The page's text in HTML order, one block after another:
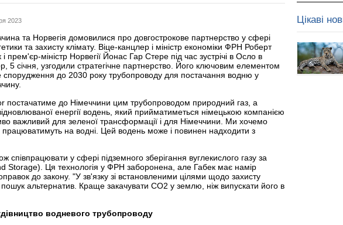
2023
та Норвегія домовилися про довгострокове партнерство у сфері
та захисту клімату. Віце-канцлер і міністр економіки ФРН Роберт
і прем'єр-міністр Норвегії Йонас Гар Стере під час зустрічі в Осло в
5 січня, узгодили стратегічне партнерство. Його ключовим елементом
спорудження до 2030 року трубопроводу для постачання водню у
постачатиме до Німеччини цим трубопроводом природний газ, а
енергії водень, який прийматиметься німецькою компанією
важливий для зеленої трансформації і для Німеччини. Ми хочемо
працюватимуть на водні. Цей водень може і повинен надходити з
співпрацювати у сфері підземного зберігання вуглекислого газу за
Storage). Ця технологія у ФРН заборонена, але Габек має намір
до закону. "У зв'язку зі встановленими цілями щодо захисту
альтернатив. Краще закачувати СО2 у землю, ніж випускати його в
водневого трубопроводу
Цікаві